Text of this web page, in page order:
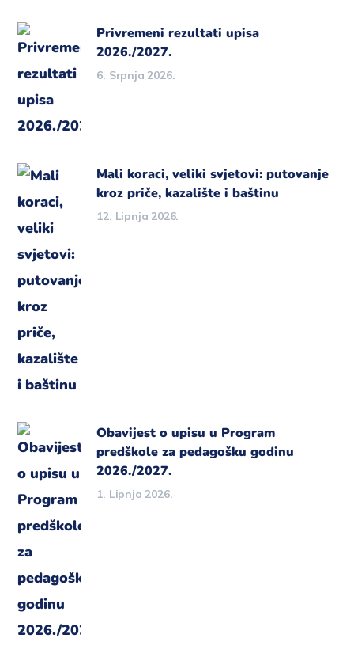
Privremeni rezultati upisa
2026./2027.
6. Srpnja 2026.
Mali koraci, veliki svjetovi: putovanje
kroz priče, kazalište i baštinu
12. Lipnja 2026.
Obavijest o upisu u Program
predškole za pedagošku godinu
2026./2027.
1. Lipnja 2026.